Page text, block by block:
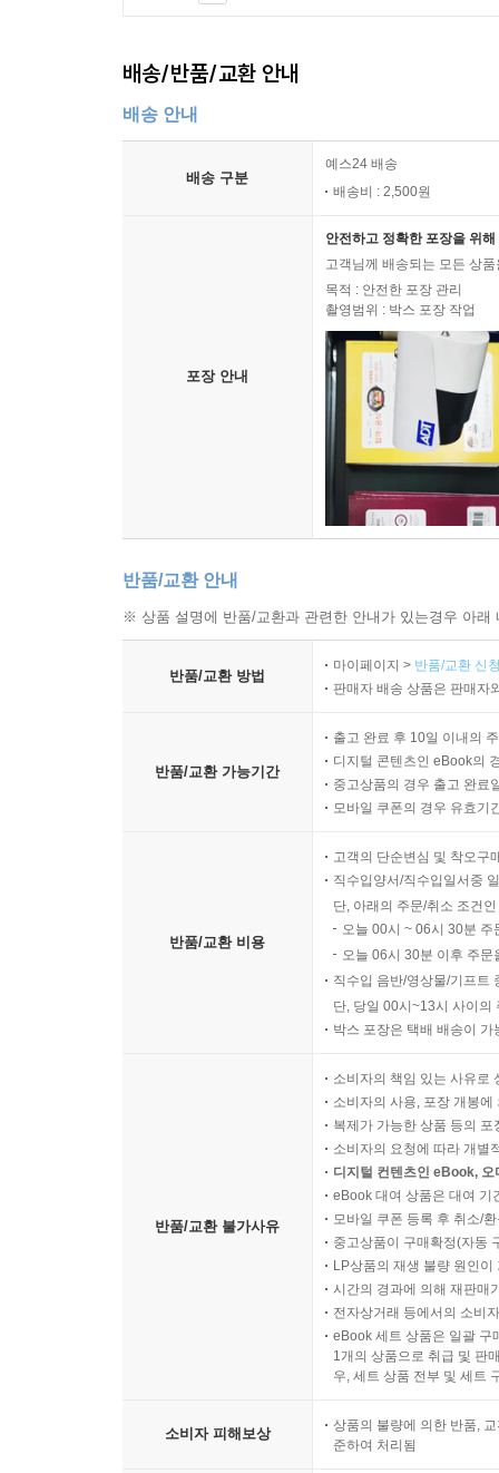
배송/반품/교환 안내
배송 안내
배송 구분
예스24 배송
배송비 : 2,500원
포장 안내
안전하고 정확한 포장을 위
고객님께 배송되는 모든 상
목적 : 안전한 포장 관리
촬영범위 : 박스 포장 작업
반품/교환 안내
※ 상품 설명에 반품/교환과 관련한 안내가 있는경우 아
반품/교환 방법
마이페이지 > 반품/교환 신
판매자 배송 상품은 판매자
반품/교환 가능기간
출고 완료 후 10일 이내의
디지털 콘텐츠인 eBook의
중고상품의 경우 출고 완료
모바일 쿠폰의 경우 유효기
반품/교환 비용
고객의 단순변심 및 착오구
직수입양서/직수입일서중
단, 아래의 주문/취소 조건
오늘 00시 ~ 06시 30분
오늘 06시 30분 이후 주
직수입 음반/영상물/기프트
단, 당일 00시~13시 사이의
박스 포장은 택배 배송이
반품/교환 불가사유
소비자의 책임 있는 사유로
소비자의 사용, 포장 개봉
복제가 가능한 상품 등의
소비자의 요청에 따라 개별
디지털 컨텐츠인 eBook,
eBook 대여 상품은 대여 기
모바일 쿠폰 등록 후 취소/
중고상품이 구매확정(자동
LP상품의 재생 불량 원인
시간의 경과에 의해 재판매
전자상거래 등에서의 소비
eBook 세트 상품은 일괄 구
1개의 상품으로 취급 및 판
우, 세트 상품 전부 및 세트
소비자 피해보상
상품의 불량에 의한 반품,
준하여 처리됨